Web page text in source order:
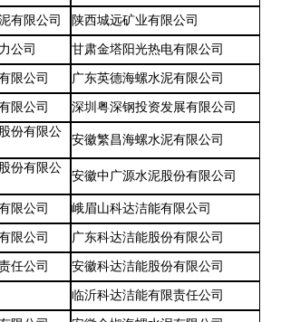
有限公司
陕西城远矿业有限公司
公司
甘肃金塔阳光热电有限公司
限公司
广东英德海螺水泥有限公司
限公司
深圳粤深钢投资发展有限公司
份有限公
安徽繁昌海螺水泥有限公司
份有限公
安徽中广源水泥股份有限公司
限公司
峨眉山科达洁能有限公司
限公司
广东科达洁能股份有限公司
任公司
安徽科达洁能股份有限公司
临沂科达洁能有限责任公司